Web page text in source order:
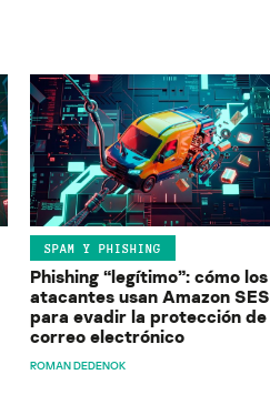
SPAM Y PHISHING
Phishing “legítimo”: cómo los
atacantes usan Amazon SES
para evadir la protección de
correo electrónico
ROMAN DEDENOK